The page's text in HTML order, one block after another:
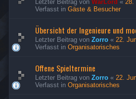
Letzter Beitrag von WarLord « 28.
Verfasst in Gäste & Besucher
Übersicht der Ingenieure und
Letzter Beitrag von Zorro « 22.
Verfasst in Organisatorisches
Offene Spieltermine
Letzter Beitrag von Zorro « 22.
Verfasst in Organisatorisches